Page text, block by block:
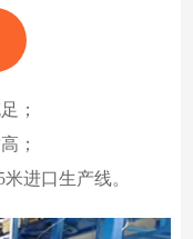
；
；
进口生产线。